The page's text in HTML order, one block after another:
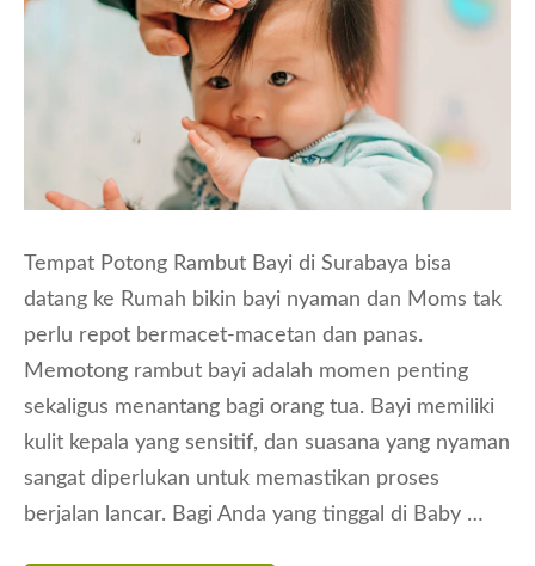
Tempat Potong Rambut Bayi di Surabaya bisa
datang ke Rumah bikin bayi nyaman dan Moms tak
perlu repot bermacet-macetan dan panas.
Memotong rambut bayi adalah momen penting
sekaligus menantang bagi orang tua. Bayi memiliki
kulit kepala yang sensitif, dan suasana yang nyaman
sangat diperlukan untuk memastikan proses
berjalan lancar. Bagi Anda yang tinggal di Baby …